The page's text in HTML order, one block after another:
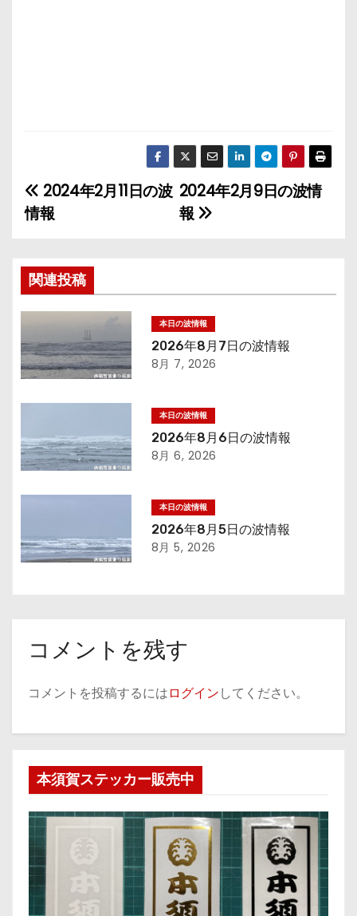
投
稿
ナ
ビ
ゲ
ー
シ
ョ
ン
2024年2月9日の波情
報
2024年2月11日の波
情報
関連投稿
本日の波情報
2026年8月7日の波情報
8月 7, 2026
本日の波情報
2026年8月6日の波情報
8月 6, 2026
本日の波情報
2026年8月5日の波情報
8月 5, 2026
コメントを残す
コメントを投稿するにはログインしてください。
本須賀ステッカー販売中